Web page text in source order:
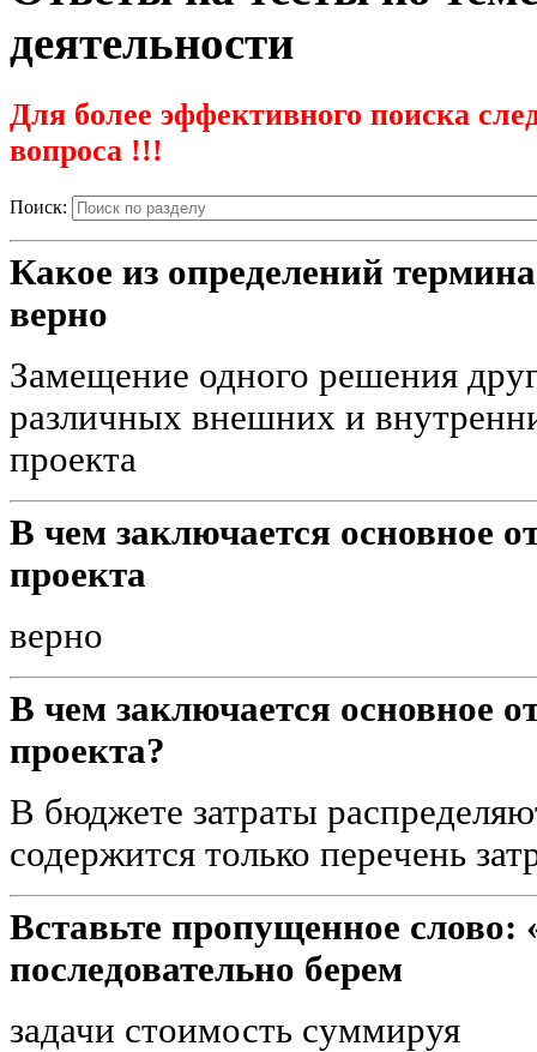
деятельности
Для более эффективного поиска
вопроса !!!
Поиск:
Какое из определений
верно
Замещение одного решения
различных внешних и
проекта
В чем заключается основное
проекта
верно
В чем заключается основное
проекта?
В бюджете затрaты
содержится только перeчень
Вставьте пропущенное слово:
последовательно берем
задачи стоимость суммируя